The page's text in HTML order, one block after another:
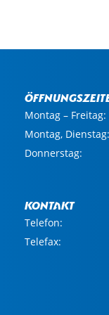
Montag – Freitag:
Montag, Dienstag:
Donnerstag:
Kontakt
Telefon:
Telefax: